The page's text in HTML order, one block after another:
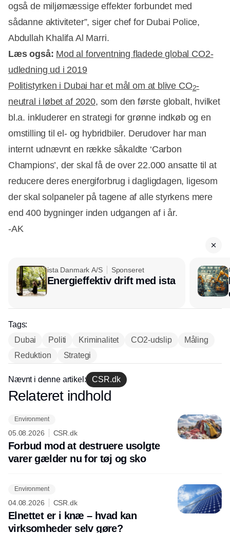
også de miljømæssige effekter forbundet med
sådanne aktiviteter”, siger chef for Dubai Police,
Abdullah Khalifa Al Marri.
Læs også: Mod al forventning fladede global CO2-
udledning ud i 2019
Politistyrken i Dubai har et mål om at blive CO2-
neutral i løbet af 2020, som den første globalt, hvilket
bl.a. inkluderer en strategi for grønne indkøb og en
omstilling til el- og hybridbiler. Derudover har man
internt udnævnt en række såkaldte ‘Carbon
Champions’, der skal få de over 22.000 ansatte til at
reducere deres energiforbrug i dagligdagen, ligesom
der skal solpaneler på tagene af alle styrkens mere
end 400 bygninger inden udgangen af i år.
-AK
ista Danmark A/S Sponseret
Energieffektiv drift med ista
Tags:
Dubai
Politi Kriminalitet CO2-udslip
Måling
Reduktion
Strategi
Nævnt i denne artikel: CSR.dk
Annonce
Relateret indhold
Environment
05.08.2026 CSR.dk
Forbud mod at destruere usolgte
varer gælder nu for tøj og sko
Environment
04.08.2026 CSR.dk
Elnettet er i knæ – hvad kan
virksomheder selv gøre?